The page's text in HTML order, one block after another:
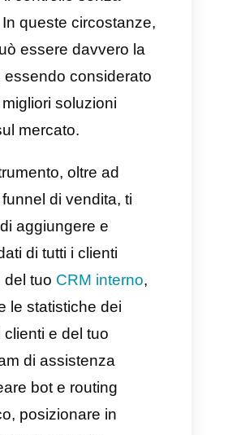
traffico complessivo
ritroviamo
sezioni in cui è possibile
in profondità il
tanto desiderato
lì che andremo a
i dati del nostro
al fine di creare
con clienti simili,
questo stesso tipo di